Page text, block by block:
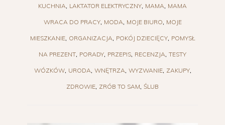
KUCHNIA LAKTATOR ELEKTRYCZNY MAMA MAMA
WRACA DO PRACY MODA MOJE BIURO MOJE
MIESZKANIE ORGANIZACJA POKÓJ DZIECIĘCY POMYSŁ
NA PREZENT PORADY PRZEPIS RECENZJA TESTY
WÓZKÓW URODA WNĘTRZA WYZWANIE ZAKUPY
ZDROWIE ZRÓB TO SAM ŚLUB